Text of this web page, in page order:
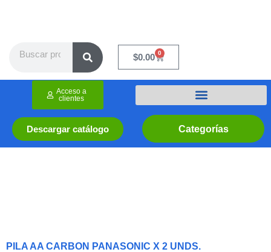
$0.00 0
Cart
Categorías
Descargar catálogo
Acceso a
clientes
PILA AA CARBON PANASONIC X 2 UNDS.